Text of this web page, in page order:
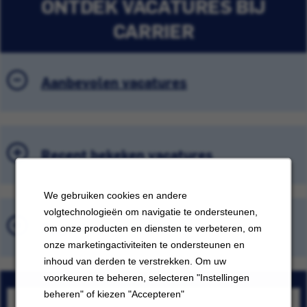
We gebruiken cookies en andere
volgtechnologieën om navigatie te ondersteunen,
om onze producten en diensten te verbeteren, om
onze marketingactiviteiten te ondersteunen en
inhoud van derden te verstrekken. Om uw
voorkeuren te beheren, selecteren "Instellingen
beheren" of kiezen "Accepteren"
ONTDEK VACATURES BIJ
CARRIER
Aanbevolen vacatures
Recent bekeken vacatures
Opgeslagen vacatures